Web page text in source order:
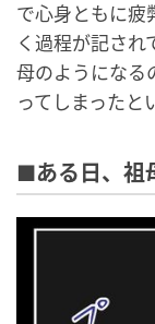
で心身ともに疲
く過程が記され
母のようになる
ってしまったと
■ある日、祖